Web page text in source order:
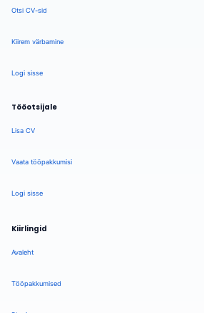
Otsi CV-sid
Kiirem värbamine
Logi sisse
Tööotsijale
Lisa CV
Vaata tööpakkumisi
Logi sisse
Kiirlingid
Avaleht
Tööpakkumised